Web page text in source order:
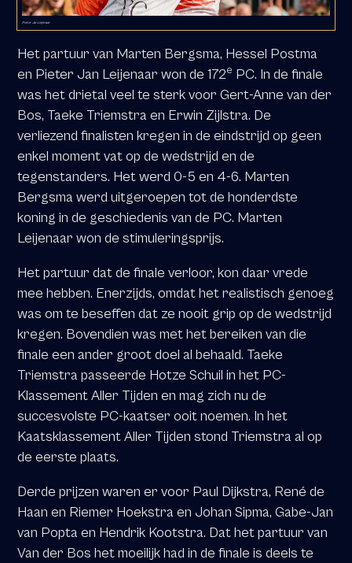
Pieter Jan Leijenaar
Het partuur van Marten Bergsma, Hessel Postma
en Pieter Jan Leijenaar won de 172e PC. In de finale
was het drietal veel te sterk voor Gert-Anne van der
Bos, Taeke Triemstra en Erwin Zijlstra. De
verliezend finalisten kregen in de eindstrijd op geen
enkel moment vat op de wedstrijd en de
tegenstanders. Het werd 0-5 en 4-6. Marten
Bergsma werd uitgeroepen tot de honderdste
koning in de geschiedenis van de PC. Marten
Leijenaar won de stimuleringsprijs.
Het partuur dat de finale verloor, kon daar vrede
mee hebben. Enerzijds, omdat het realistisch genoeg
was om te beseffen dat ze nooit grip op de wedstrijd
kregen. Bovendien was met het bereiken van die
finale een ander groot doel al behaald. Taeke
Triemstra passeerde Hotze Schuil in het PC-
Klassement Aller Tijden en mag zich nu de
succesvolste PC-kaatser ooit noemen. In het
Kaatsklassement Aller Tijden stond Triemstra al op
de eerste plaats.
Derde prijzen waren er voor Paul Dijkstra, René de
Haan en Riemer Hoekstra en Johan Sipma, Gabe-Jan
van Popta en Hendrik Kootstra. Dat het partuur van
Van der Bos het moeilijk had in de finale is deels te